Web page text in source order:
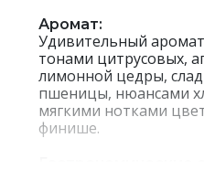
Аромат:
Удивительный
тонами цитрусовых,
лимонной цедры,
пшеницы, нюансами
мягкими нотками
финише.